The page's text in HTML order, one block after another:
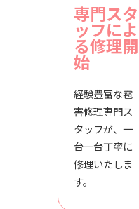
専門スタ
ッフによ
る修理開
始
経験豊富な雹
害修理専門ス
タッフが、一
台一台丁寧に
修理いたしま
す。